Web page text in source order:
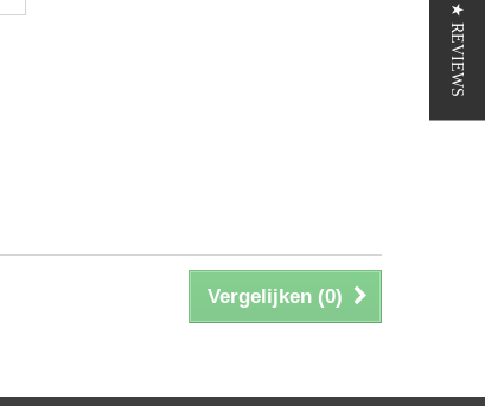
Vergelijken (0)
★ REVIEWS